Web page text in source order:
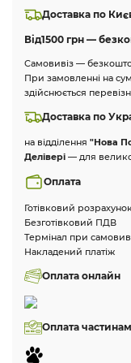
Доставка по
Від1500 грн —
Самовивіз —
При замовленні на
здійснюється
Доставка по
на відділення "Нова
Делівері — для
Оплата
Готівковий
Безготівковий ПДВ
Термінал при
Накладений платіж
Оплата онлайн
Оплата